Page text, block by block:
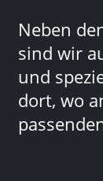
Neben
sind wir
und
dort, wo